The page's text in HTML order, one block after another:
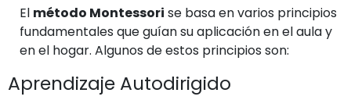
El método Montessori se basa en varios principios
fundamentales que guían su aplicación en el aula y
en el hogar. Algunos de estos principios son:
Aprendizaje Autodirigido